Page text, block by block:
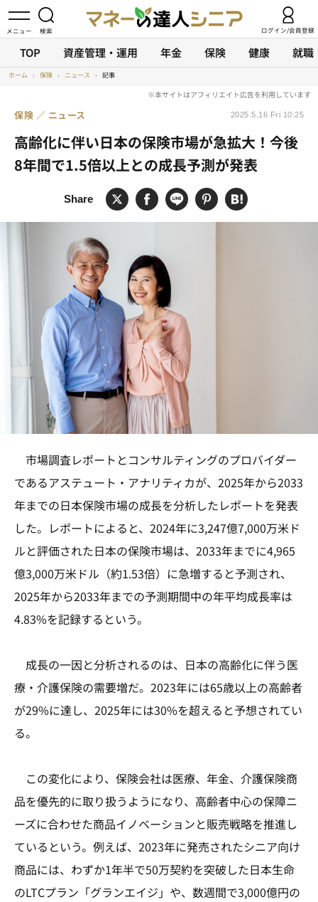
ログイン/会員登録
TOP 資産管理・運用 年金 保険 健康 就職
ホーム › 保険 › ニュース › 記事
高齢化に伴い日本の保険市場が急拡大！今後
8年間で1.5倍以上との成長予測が発表
保険 ニュース 2025.5.16 Fri 10:25
市場調査レポートとコンサルティングのプロバイダー
であるアステュート・アナリティカが、2025年から2033
年までの日本保険市場の成長を分析したレポートを発表
した。レポートによると、2024年に3,247億7,000万米ド
ルと評価された日本の保険市場は、2033年までに4,965
億3,000万米ドル（約1.53倍）に急増すると予測され、
2025年から2033年までの予測期間中の年平均成長率は
4.83%を記録するという。
成長の一因と分析されるのは、日本の高齢化に伴う医
療・介護保険の需要増だ。2023年には65歳以上の高齢者
が29%に達し、2025年には30%を超えると予想されてい
る。
この変化により、保険会社は医療、年金、介護保険商
品を優先的に取り扱うようになり、高齢者中心の保障ニ
ーズに合わせた商品イノベーションと販売戦略を推進し
ているという。例えば、2023年に発売されたシニア向け
商品には、わずか1年半で50万契約を突破した日本生命
のLTCプラン「グランエイジ」や、数週間で3,000億円の